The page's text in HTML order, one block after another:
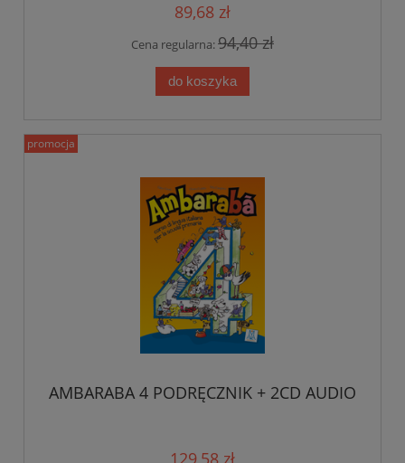
89,68 zł
Cena regularna:94,40 zł
do koszyka
AMBARABA 4 PODRĘCZNIK + 2CD AUDIO
129,58 zł
promocja